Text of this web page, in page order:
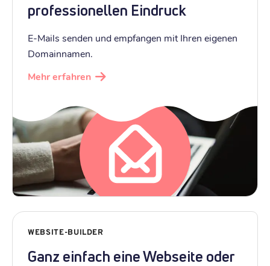
professionellen Eindruck
E-Mails senden und empfangen mit Ihren eigenen
Domainnamen.
Mehr erfahren
WEBSITE-BUILDER
Ganz einfach eine Webseite oder